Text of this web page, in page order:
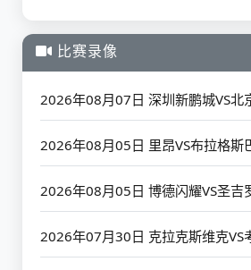
比赛录像